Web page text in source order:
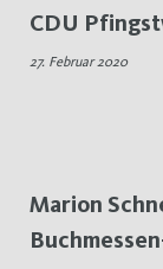
Marion
CDU
27. Februar 2020
Marion